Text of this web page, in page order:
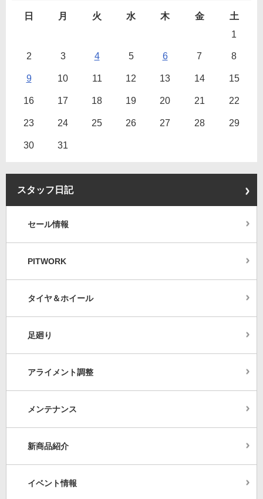
日 月 火 水 木 金
土
1
2 3 4 5 6 7 8
9 10 11 12 13 14 15
16 17 18 19 20 21 22
23 24 25 26 27 28 29
30 31
スタッフ日記
セール情報
PITWORK
タイヤ＆ホイール
足廻り
アライメント調整
メンテナンス
新商品紹介
イベント情報